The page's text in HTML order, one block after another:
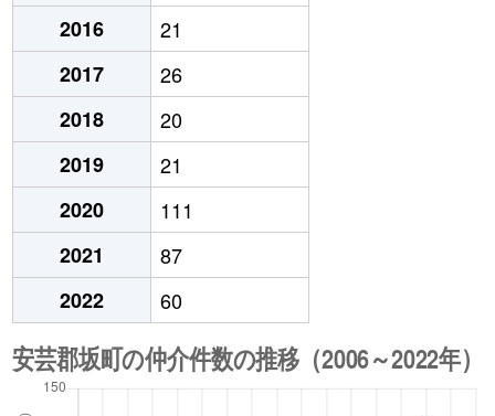
2016
21
2017
26
2018
20
2019
21
2020
111
2021
87
2022
60